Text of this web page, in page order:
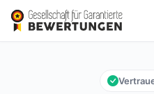
europaband
Gesamtbewertung: 9,3 von 10
9,3/10